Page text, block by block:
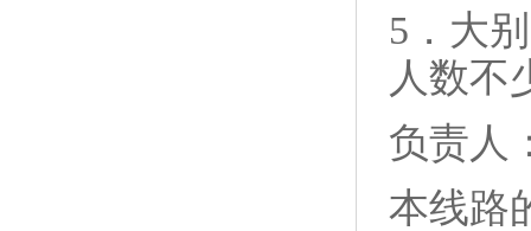
5．大
人数不
负责人
本线路